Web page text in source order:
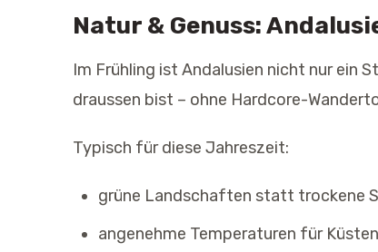
Natur & Genuss:
Im Frühling ist Andalusien nicht nur ein
draussen bist – ohne Hardcore-
Typisch für diese Jahreszeit:
grüne Landschaften statt trockene
angenehme Temperaturen für